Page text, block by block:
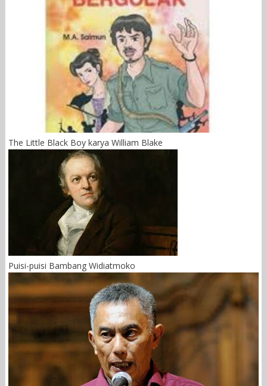
The Little Black Boy karya William Blake
Puisi-puisi Bambang Widiatmoko